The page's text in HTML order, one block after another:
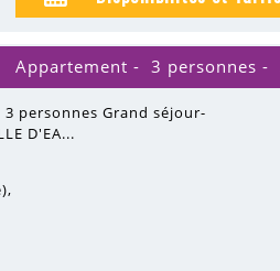
Appartement 3 personnes
personnes Grand séjour-
D'EA...